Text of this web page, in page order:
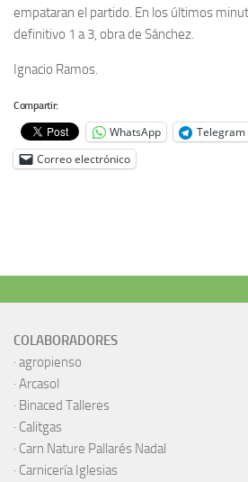
empataran el partido. En los últimos
definitivo 1 a 3, obra de Sánchez.
Ignacio Ramos.
Compartir:
WhatsApp Telegram
Correo electrónico
COLABORADORES
· agropienso
· Arcasol
· Binaced Talleres
· Calitgas
· Carn Nature Pallarés Nadal
· Carnicería Iglesias